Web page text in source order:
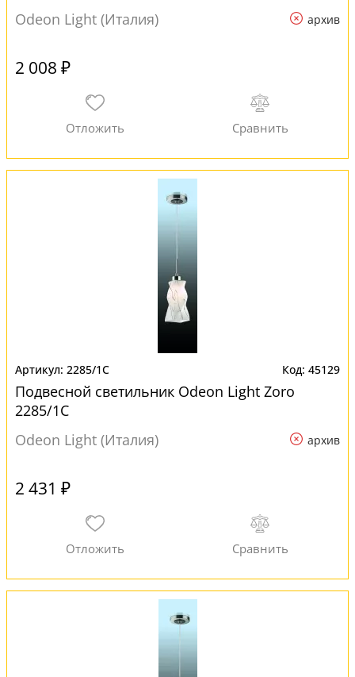
Odeon Light (Италия) архив
2 008 ₽
2285/1C 45129
Подвесной светильник Odeon Light Zoro
2285/1C
Odeon Light (Италия)
архив
2 431 ₽